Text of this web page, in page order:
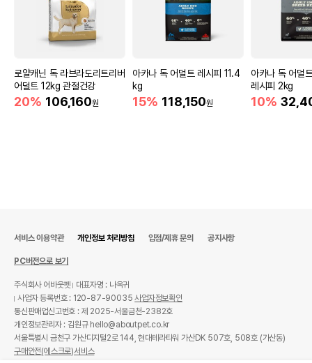
로얄캐닌 독 라브라도리트리버
어덜트 12kg 관절건강
20% 106,160원
아카나 독 어덜트 레시피 11.4
kg
15% 118,150원
아카나 독 어덜
레시피 2kg
10%
서비스 이용약관 개인정보 처리방침 입점/제휴 문의 공지사항
PC버전으로 보기
주식회사 어바웃펫
대표자명 : 나옥귀
사업자 등록번호 : 120-87-90035사업자정보확인
통신판매업신고번호 : 제 2025-서울금천-2382호
개인정보관리자 : 김원규 hello@aboutpet.co.kr
서울특별시 금천구 가산디지털2로 144, 현대테라타워 가산DK 507호, 508호 (가산동)
구매안전(에스크로)서비스